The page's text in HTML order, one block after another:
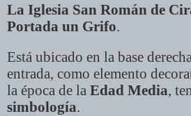
La Iglesia San Román de
Portada un Grifo.
Está ubicado en la base
entrada, como elemento
la época de la Edad Media,
simbología.